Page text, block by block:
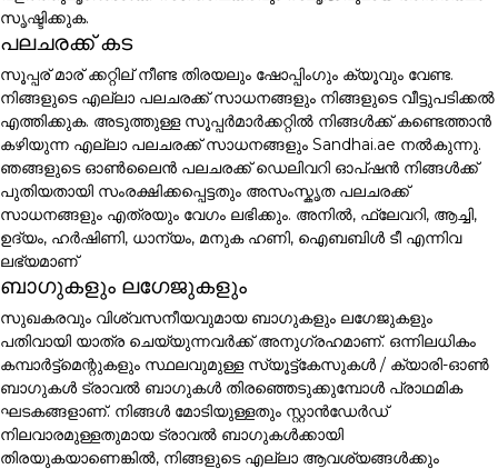
സൃഷ്ടിക്കുക.
പലചരക്ക് കട
സൂപ്പര് മാര് ക്കറ്റില് നീണ്ട തിരയലും ഷോപ്പിംഗും ക്യൂവും വേണ്ട.
നിങ്ങളുടെ എല്ലാ പലചരക്ക് സാധനങ്ങളും നിങ്ങളുടെ വീട്ടുപടിക്കൽ
എത്തിക്കുക. അടുത്തുള്ള സൂപ്പർമാർക്കറ്റിൽ നിങ്ങൾക്ക് കണ്ടെത്താൻ
കഴിയുന്ന എല്ലാ പലചരക്ക് സാധനങ്ങളും Sandhai.ae നൽകുന്നു.
ഞങ്ങളുടെ ഓൺലൈൻ പലചരക്ക് ഡെലിവറി ഓപ്ഷൻ നിങ്ങൾക്ക്
പുതിയതായി സംരക്ഷിക്കപ്പെട്ടതും അസംസ്കൃത പലചരക്ക്
സാധനങ്ങളും എത്രയും വേഗം ലഭിക്കും. അനിൽ, ഫ്ലേവറി, ആച്ചി,
ഉദ്യം, ഹർഷിണി, ധാന്യം, മനുക ഹണി, ഐബബിൾ ടീ എന്നിവ
ലഭ്യമാണ്
ബാഗുകളും ലഗേജുകളും
സുഖകരവും വിശ്വസനീയവുമായ ബാഗുകളും ലഗേജുകളും
പതിവായി യാത്ര ചെയ്യുന്നവർക്ക് അനുഗ്രഹമാണ്. ഒന്നിലധികം
കമ്പാർട്ട്മെന്റുകളും സ്ഥലവുമുള്ള സ്യൂട്ട്കേസുകൾ / ക്യാരി-ഓൺ
ബാഗുകൾ ട്രാവൽ ബാഗുകൾ തിരഞ്ഞെടുക്കുമ്പോൾ പ്രാഥമിക
ഘടകങ്ങളാണ്. നിങ്ങൾ മോടിയുള്ളതും സ്റ്റാൻഡേർഡ്
നിലവാരമുള്ളതുമായ ട്രാവൽ ബാഗുകൾക്കായി
തിരയുകയാണെങ്കിൽ, നിങ്ങളുടെ എല്ലാ ആവശ്യങ്ങൾക്കും